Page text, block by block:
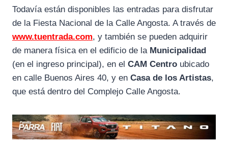
Todavía están disponibles las entradas para disfrutar
de la Fiesta Nacional de la Calle Angosta. A través de
www.tuentrada.com, y también se pueden adquirir
de manera física en el edificio de la Municipalidad
(en el ingreso principal), en el CAM Centro ubicado
en calle Buenos Aires 40, y en Casa de los Artistas,
que está dentro del Complejo Calle Angosta.